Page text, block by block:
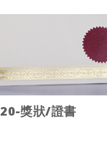
20-獎狀/證書